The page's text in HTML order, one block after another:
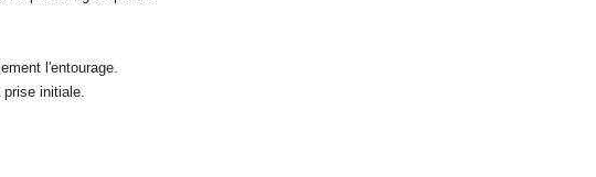
l'entourage.
initiale.